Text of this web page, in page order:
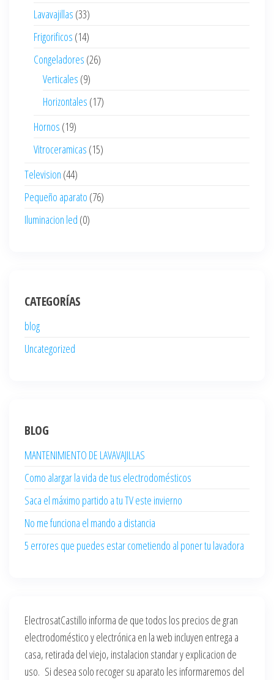
Lavavajillas (33)
Frigorificos (14)
Congeladores (26)
Verticales (9)
Horizontales (17)
Hornos (19)
Vitroceramicas (15)
Television (44)
Pequeño aparato (76)
Iluminacion led (0)
CATEGORÍAS
blog
Uncategorized
BLOG
MANTENIMIENTO DE LAVAVAJILLAS
Como alargar la vida de tus electrodomésticos
Saca el máximo partido a tu TV este invierno
No me funciona el mando a distancia
5 errores que puedes estar cometiendo al poner tu lavadora
ElectrosatCastillo informa de que todos los precios de gran
electrodoméstico y electrónica en la web incluyen entrega a
casa, retirada del viejo, instalacion standar y explicacion de
uso. Si desea solo recoger su aparato les informaremos del